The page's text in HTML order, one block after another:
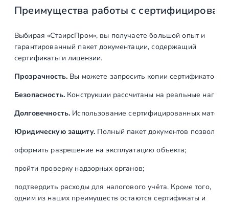
о
и
р
о
н
й
Преимущества работы с
Выбирая «СтаирсПром», вы получаете большой опыт и
гарантированный пакет документации, содержащий
сертификаты и лицензии.
Прозрачность.Вы можете запросить копии сертификатов
Безопасность.Конструкции рассчитаны на реальные
Долговечность. Использование сертифицированных
Юридическую защиту.Полный пакет документов позволяет:
оформить разрешение на эксплуатацию объекта;
пройти проверку надзорных органов;
подтвердить расходы для налогового учёта. Кроме того,
одним из наших преимуществ остаются сертификаты и